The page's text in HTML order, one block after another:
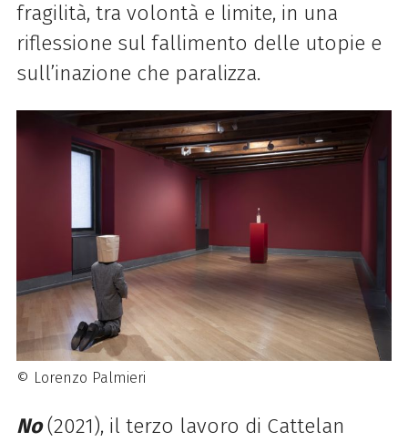
fragilità, tra volontà e limite, in una
riflessione sul fallimento delle utopie e
sull’inazione che paralizza.
© Lorenzo Palmieri
No(2021), il terzo lavoro di Cattelan